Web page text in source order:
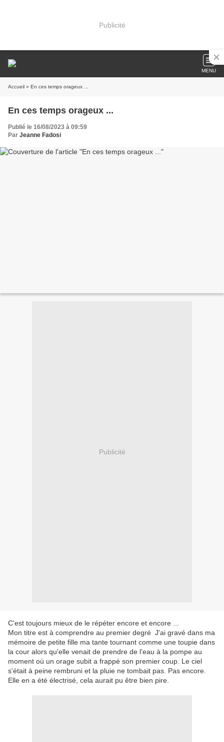
Publicité
MENU
Accueil » En ces temps orageux ...
En ces temps orageux ...
Publié le 16/08/2023 à 09:59
Par Jeanne Fadosi
Publicité
C'est toujours mieux de le répéter encore et encore ...
Mon titre est à comprendre au premier degré J'ai gravé dans ma
mémoire de petite fille ma tante tournant comme une toupie dans
la cour alors qu'elle venait de prendre de l'eau à la pompe au
moment où un orage subit a frappé son premier coup. Le ciel
s'était à peine rembruni et la pluie ne tombait pas. Pas encore.
Elle en a été électrisé, cela aurait pu être bien pire.